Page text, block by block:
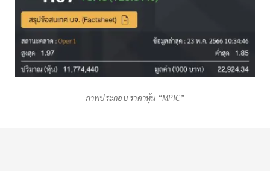
ภาพประกอบ ราคาหุ้น “MPIC”